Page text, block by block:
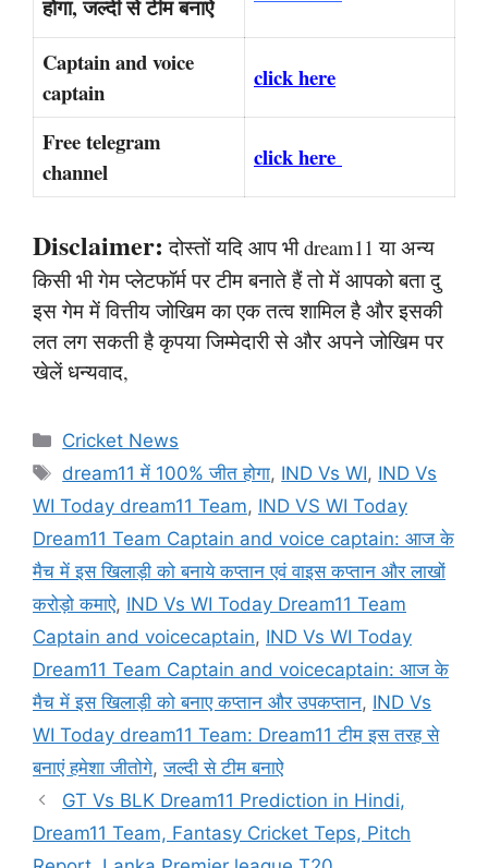
होगा, जल्दी से टीम बनाऐ
Captain and voice
captain
click here
Free telegram
channel
click here
Disclaimer: दोस्तों यदि आप भी dream11 या अन्य
किसी भी गेम प्लेटफॉर्म पर टीम बनाते हैं तो में आपको बता दु
इस गेम में वित्तीय जोखिम का एक तत्व शामिल है और इसकी
लत लग सकती है कृपया जिम्मेदारी से और अपने जोखिम पर
खेलें धन्यवाद,
Categories
Cricket News
Tags
dream11 में 100% जीत होगा, IND Vs WI, IND Vs
WI Today dream11 Team, IND VS WI Today
Dream11 Team Captain and voice captain: आज के
मैच में इस खिलाड़ी को बनाये कप्तान एवं वाइस कप्तान और लाखों
करोड़ो कमाऐ, IND Vs WI Today Dream11 Team
Captain and voicecaptain, IND Vs WI Today
Dream11 Team Captain and voicecaptain: आज के
मैच में इस खिलाड़ी को बनाए कप्तान और उपकप्तान, IND Vs
WI Today dream11 Team: Dream11 टीम इस तरह से
बनाएं हमेशा जीतोगे,जल्दी से टीम बनाऐ
GT Vs BLK Dream11 Prediction in Hindi,
Dream11 Team, Fantasy Cricket Teps, Pitch